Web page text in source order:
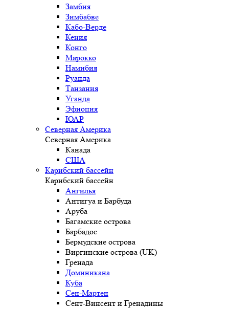
Замбия
Зимбабве
Кабо-Верде
Кения
Конго
Марокко
Намибия
Руанда
Танзания
Уганда
Эфиопия
ЮАР
Северная Америка
Северная Америка
Канада
США
Карибский бассейн
Карибский бассейн
Ангилья
Антигуа и Барбуда
Аруба
Багамские острова
Барбадос
Бермудские острова
Виргинские острова (UK)
Гренада
Доминикана
Куба
Сен-Мартен
Сент-Винсент и Гренадины